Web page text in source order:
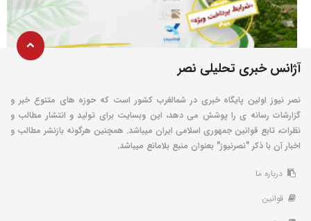
آژانس خبری تحلیلی نصر
نصر نیوز اولین پایگاه خبری در شمالغرب کشور است که حوزه های متنوع خبر و
گزارشات رسانه ی را پوشش می دهد، این وبسایت برای تولید و انتشار مطالب و
نظرات، تابع قوانین جمهوری اسلامی ایران میباشد. همچنین هرگونه بازنشر مطالب و
اخبار آن با ذکر "نصرنیوز" بعنوان منبع بلامانع میباشد.
درباره ما
قوانین